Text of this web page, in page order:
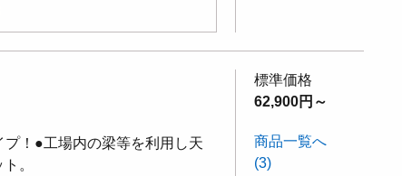
！●工場内の梁等を利用し天
。
標準価格
62,900円～
商品一覧へ
(3)